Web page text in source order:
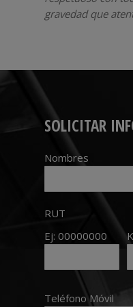
gravedad que
SOLICITAR
Nombres
RUT
Ej: 00000000
K
Teléfono Móvil